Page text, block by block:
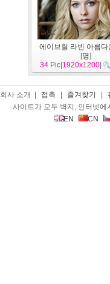
에이브릴 라빈 아름
[명]
34 Pic| 1920x1200
회사 소개 | 접촉 즐겨찾기
사이트가 모두 벽지, 인터넷
EN
CN